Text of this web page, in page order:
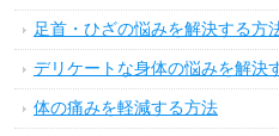
足首・ひざの悩みを解決する方
デリケートな身体の悩みを解決
体の痛みを軽減する方法